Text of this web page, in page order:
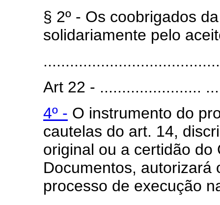
§ 2º - Os coobrigados
solidariamente pelo
Art 22 - .......................
4º - O instrumento do
cautelas do art. 14,
original ou a certidão do
Documentos, autorizará
processo de execução